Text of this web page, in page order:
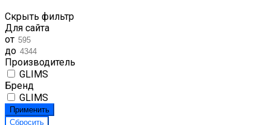
Скрыть фильтр
Для сайта
от
до
Производитель
GLIMS
Бренд
GLIMS